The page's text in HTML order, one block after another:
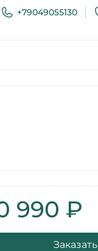
+79049055130
990 ₽
Заказать